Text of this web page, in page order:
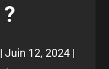
| Juin 12, 2024 |